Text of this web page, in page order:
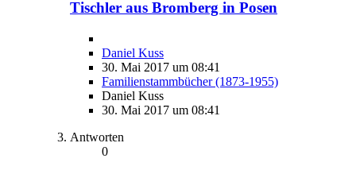
Tischler aus Bromberg in Posen
Daniel Kuss
30. Mai 2017 um 08:41
Familienstammbücher (1873-1955)
Daniel Kuss
30. Mai 2017 um 08:41
Antworten
0